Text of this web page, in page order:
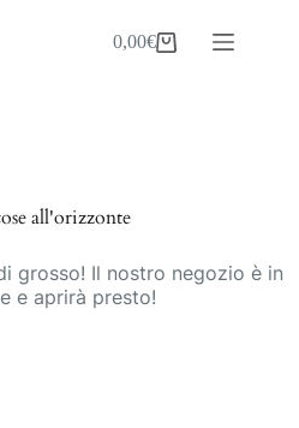
Carrello
0,00€
all'orizzonte
grosso! Il nostro negozio è in
e aprirà presto!